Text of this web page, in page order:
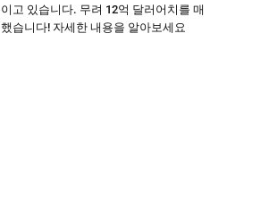
고 있습니다. 무려 12억 달러어치를 매
습니다! 자세한 내용을 알아보세요